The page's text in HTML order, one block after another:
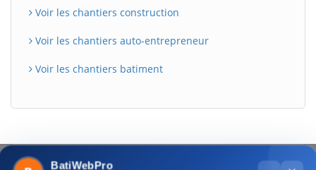
Voir les chantiers construction
Voir les chantiers auto-entrepreneur
Voir les chantiers batiment